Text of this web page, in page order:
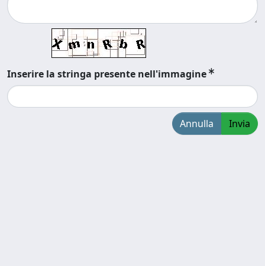
Inserire la stringa presente nell'immagine
Annulla Invia